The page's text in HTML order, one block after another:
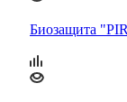
Биозащита